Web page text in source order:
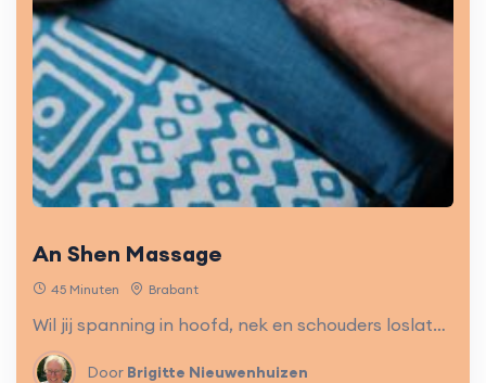
An Shen Massage
45 Minuten Brabant
Wil jij spanning in hoofd, nek en schouders loslaten? Deze massage brengt ontspanning, verbetert de doorbloeding en herstelt de natuurlijke balans van je lichaam.
Door Brigitte Nieuwenhuizen